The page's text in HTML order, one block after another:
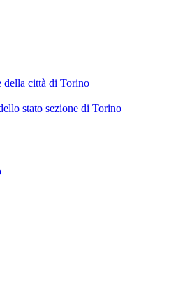
della città di Torino
stato sezione di Torino